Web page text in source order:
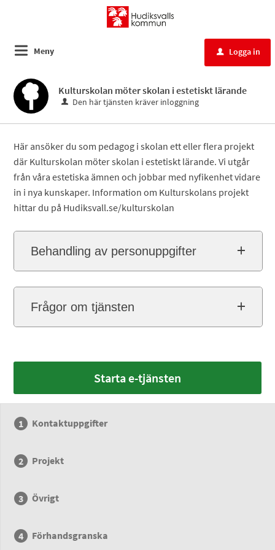
Meny u Logga in
Kulturskolan möter skolan i estetiskt lärande
Den här tjänsten kräver inloggning
Här ansöker du som pedagog i skolan ett eller flera projekt
där Kulturskolan möter skolan i estetiskt lärande. Vi utgår
från våra estetiska ämnen och jobbar med nyfikenhet vidare
in i nya kunskaper. Information om Kulturskolans projekt
hittar du på Hudiksvall.se/kulturskolan
Behandling av personuppgifter
Frågor om tjänsten
Starta e-tjänsten
Kontaktuppgifter
Projekt
Övrigt
Förhandsgranska